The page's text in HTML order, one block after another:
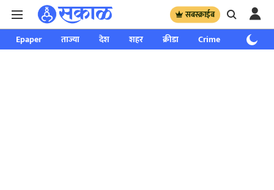
सबस्क्राईब
Epaper ताज्या देश शहर क्रीडा Crime साप्ताहिक